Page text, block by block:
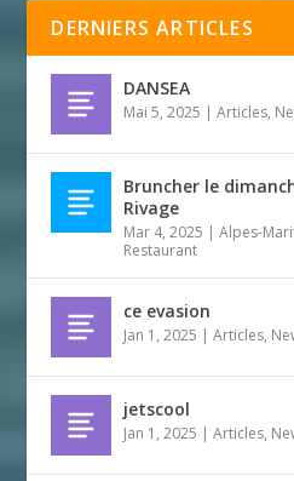
DERNIERS ARTICLES
DANSEA
Mai 5, 2025 |Articles,
Bruncher le
Rivage
Mar 4, 2025 |Alpes-
Restaurant
ce evasion
Jan 1, 2025 |Articles,
jetscool
Jan 1, 2025 |Articles,